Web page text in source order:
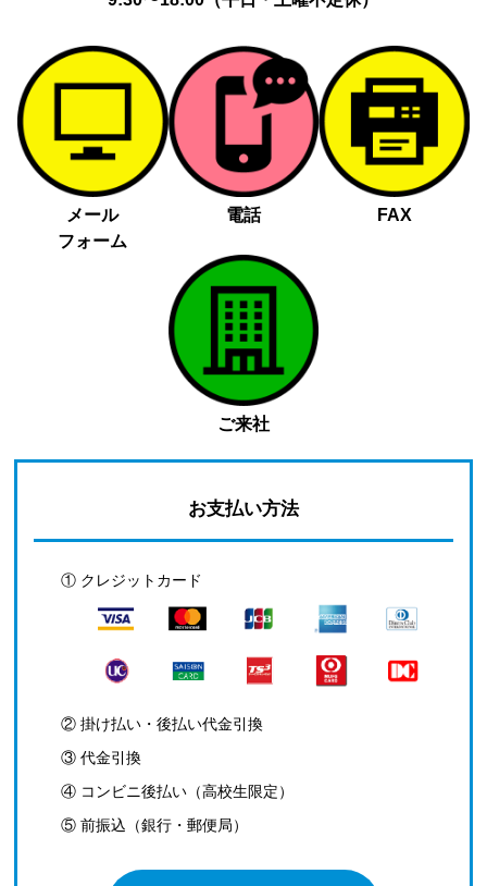
メール
フォーム
電話 FAX
ご来社
お支払い方法
① クレジットカード
② 掛け払い・後払い代金引換
③ 代金引換
④ コンビニ後払い（高校生限定）
⑤ 前振込（銀行・郵便局）